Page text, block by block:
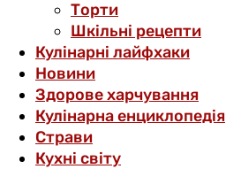
Торти
Шкільні рецепти
Кулінарні лайфхаки
Новини
Здорове харчування
Кулінарна енциклопедія
Страви
Кухні світу